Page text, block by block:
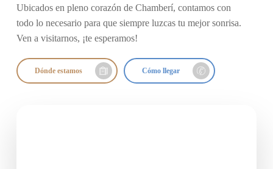
Ubicados en pleno corazón de Chamberí, contamos con
todo lo necesario para que siempre luzcas tu mejor sonrisa.
Ven a visitarnos, ¡te esperamos!
Dónde estamos Cómo llegar